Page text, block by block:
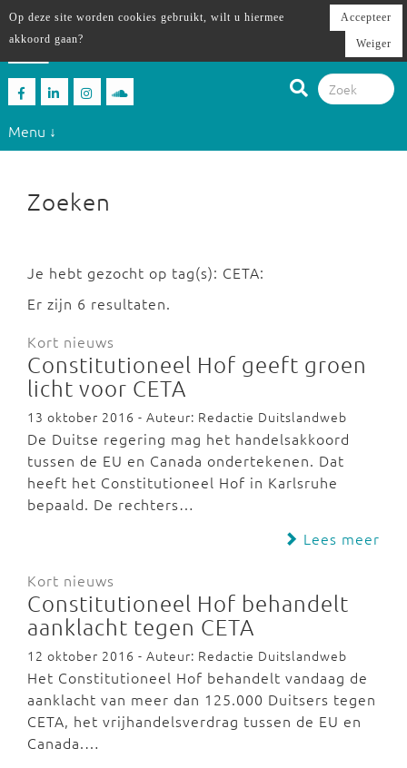
Menu ↓
Zoeken
Je hebt gezocht op tag(s): CETA:
Er zijn 6 resultaten.
Kort nieuws
Constitutioneel Hof geeft groen
licht voor CETA
13 oktober 2016 - Auteur: Redactie Duitslandweb
De Duitse regering mag het handelsakkoord
tussen de EU en Canada ondertekenen. Dat
heeft het Constitutioneel Hof in Karlsruhe
bepaald. De rechters…
Lees meer
Kort nieuws
Constitutioneel Hof behandelt
aanklacht tegen CETA
12 oktober 2016 - Auteur: Redactie Duitslandweb
Het Constitutioneel Hof behandelt vandaag de
aanklacht van meer dan 125.000 Duitsers tegen
CETA, het vrijhandelsverdrag tussen de EU en
Canada.…
Op deze site worden cookies gebruikt, wilt u hiermee
akkoord gaan?
Accepteer
Weiger